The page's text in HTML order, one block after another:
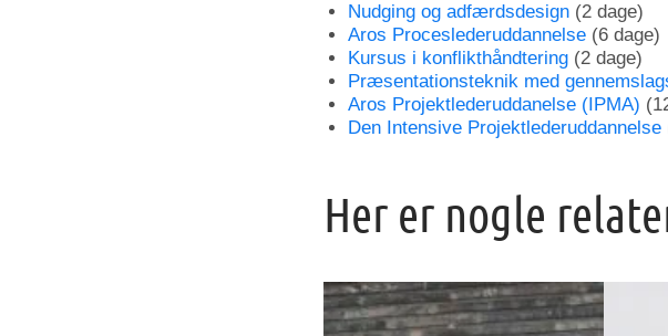
Nudging og adfærdsdesign (2 dage)
Aros Proceslederuddannelse (6 dage)
Kursus i konflikthåndtering (2 dage)
Præsentationsteknik med
Aros Projektlederuddanelse (IPMA)
Den Intensive Projektlederuddannelse
Her er nogle